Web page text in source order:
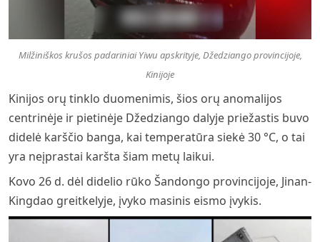
Milžiniškos krušos padariniai Yiwu apskrityje, Džedziango provincijoje,
Kinijoje
Kinijos orų tinklo duomenimis, šios orų anomalijos
centrinėje ir pietinėje Džedziango dalyje priežastis buvo
didelė karščio banga, kai temperatūra siekė 30 °C, o tai
yra neįprastai karšta šiam metų laikui.
Kovo 26 d. dėl didelio rūko Šandongo provincijoje, Jinan-
Kingdao greitkelyje, įvyko masinis eismo įvykis.